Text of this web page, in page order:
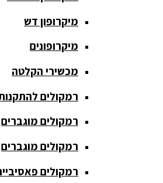
כריזה
ומגפונים
מדונה
אלחוטית
מיקסר
מוגברים
מיקרופון
מיקרופון דש
מיקרופונים
מכשירי הקלטה
רמקולים להתקנות
רמקולים מוגברים
רמקולים מוגברים
רמקולים פאסיביים